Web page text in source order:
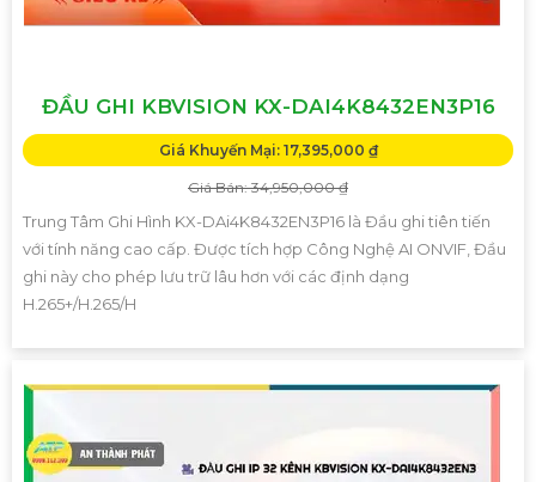
ĐẦU GHI KBVISION KX-DAI4K8432EN3P16
Giá Khuyến Mại: 17,395,000 ₫
Giá Bán: 34,950,000 ₫
Trung Tâm Ghi Hình KX-DAi4K8432EN3P16 là Đầu ghi tiên tiến
với tính năng cao cấp. Được tích hợp Công Nghệ AI ONVIF, Đầu
ghi này cho phép lưu trữ lâu hơn với các định dạng
H.265+/H.265/H